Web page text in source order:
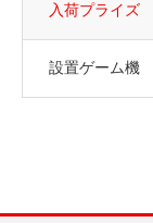
入荷プライズ
設置ゲーム機